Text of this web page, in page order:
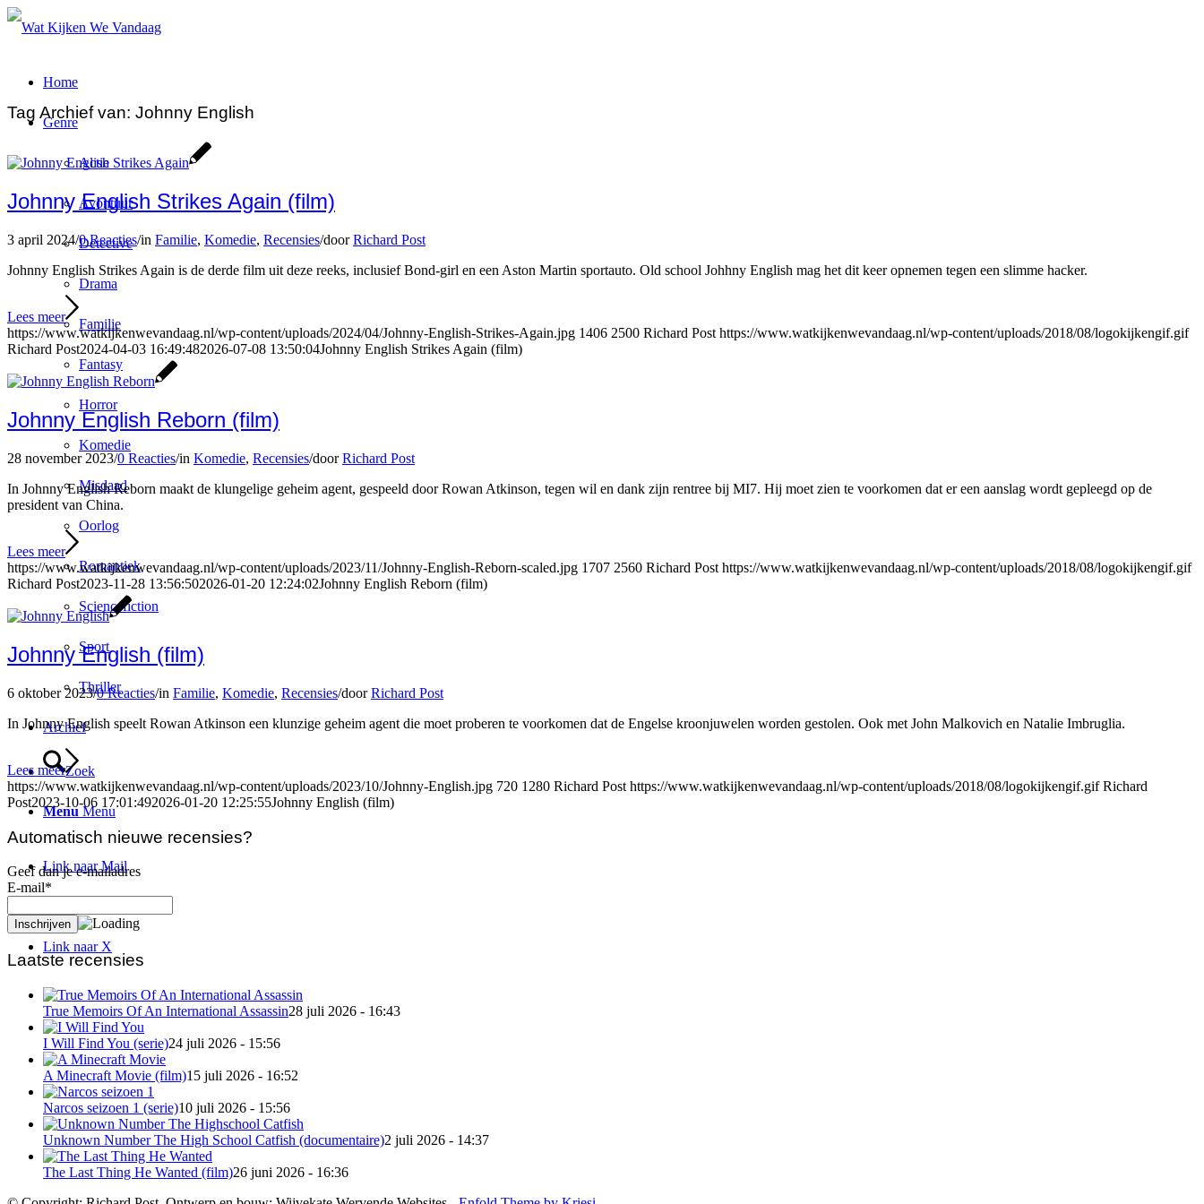
Home
Genre
Actie
Avontuur
Detective
Drama
Familie
Fantasy
Horror
Komedie
Misdaad
Oorlog
Romantiek
Sciencefiction
Sport
Thriller
Archief
Zoek
Menu Menu
Link naar Mail
Link naar X
Tag Archief van: Johnny English
Johnny English Strikes Again (film)
3 april 2024/0 Reacties/in Familie, Komedie, Recensies/doorRichard Post
Johnny English Strikes Again is de derde film uit deze reeks, inclusief Bond-girl en een Aston Martin sportauto. Old school Johhny English mag het dit keer opnemen tegen een slimme hacker.
Lees meer
https://www.watkijkenwevandaag.nl/wp-content/uploads/2024/04/Johnny-English-Strikes-Again.jpg 1406 2500 Richard Post https://www.watkijkenwevandaag.nl/wp-content/uploads/2018/08/logokijkengif.gif
Richard Post2024-04-03 16:49:482026-07-08 13:50:04Johnny English Strikes Again (film)
Johnny English Reborn (film)
28 november 2023/0 Reacties/in Komedie, Recensies/doorRichard Post
In Johnny English Reborn maakt de klungelige geheim agent, gespeeld door Rowan Atkinson, tegen wil en dank zijn rentree bij MI7. Hij moet zien te voorkomen dat er een aanslag wordt gepleegd op de
president van China.
Lees meer
https://www.watkijkenwevandaag.nl/wp-content/uploads/2023/11/Johnny-English-Reborn-scaled.jpg 1707 2560 Richard Post https://www.watkijkenwevandaag.nl/wp-content/uploads/2018/08/logokijkengif.gif
Richard Post2023-11-28 13:56:502026-01-20 12:24:02Johnny English Reborn (film)
Johnny English (film)
6 oktober 2023/0 Reacties/in Familie, Komedie, Recensies/doorRichard Post
In Johnny English speelt Rowan Atkinson een klunzige geheim agent die moet proberen te voorkomen dat de Engelse kroonjuwelen worden gestolen. Ook met John Malkovich en Natalie Imbruglia.
Lees meer
https://www.watkijkenwevandaag.nl/wp-content/uploads/2023/10/Johnny-English.jpg 720 1280 Richard Post https://www.watkijkenwevandaag.nl/wp-content/uploads/2018/08/logokijkengif.gif Richard
Post2023-10-06 17:01:492026-01-20 12:25:55Johnny English (film)
Automatisch nieuwe recensies?
Geef dan je e-mailadres
E-mail*
Laatste recensies
True Memoirs Of An International Assassin28 juli 2026 - 16:43
I Will Find You (serie)24 juli 2026 - 15:56
A Minecraft Movie (film)15 juli 2026 - 16:52
Narcos seizoen 1 (serie)10 juli 2026 - 15:56
Unknown Number The High School Catfish (documentaire)2 juli 2026 - 14:37
The Last Thing He Wanted (film)26 juni 2026 - 16:36